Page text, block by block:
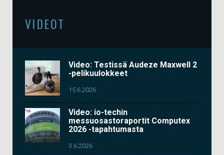
VIDEOT
Video: Testissä Audeze Maxwell 2
-pelikuulokkeet
15.6.2026
Video: io-techin
messuosastoraportit Computex
2026 -tapahtumasta
3.6.2026